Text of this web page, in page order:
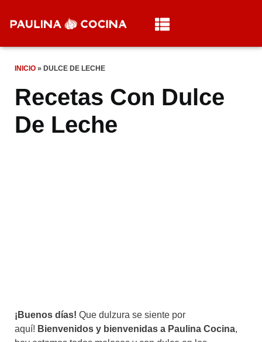
INICIO » DULCE DE LECHE
Recetas Con Dulce
De Leche
¡Buenos días! Que dulzura se siente por
aquí! Bienvenidos y bienvenidas a Paulina Cocina,